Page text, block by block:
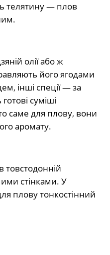
телятину — плов
олії або ж
його ягодами
інші спеції — за
суміші
саме для плову, вони
аромату.
товстодонній
стінками. У
плову тонкостінний